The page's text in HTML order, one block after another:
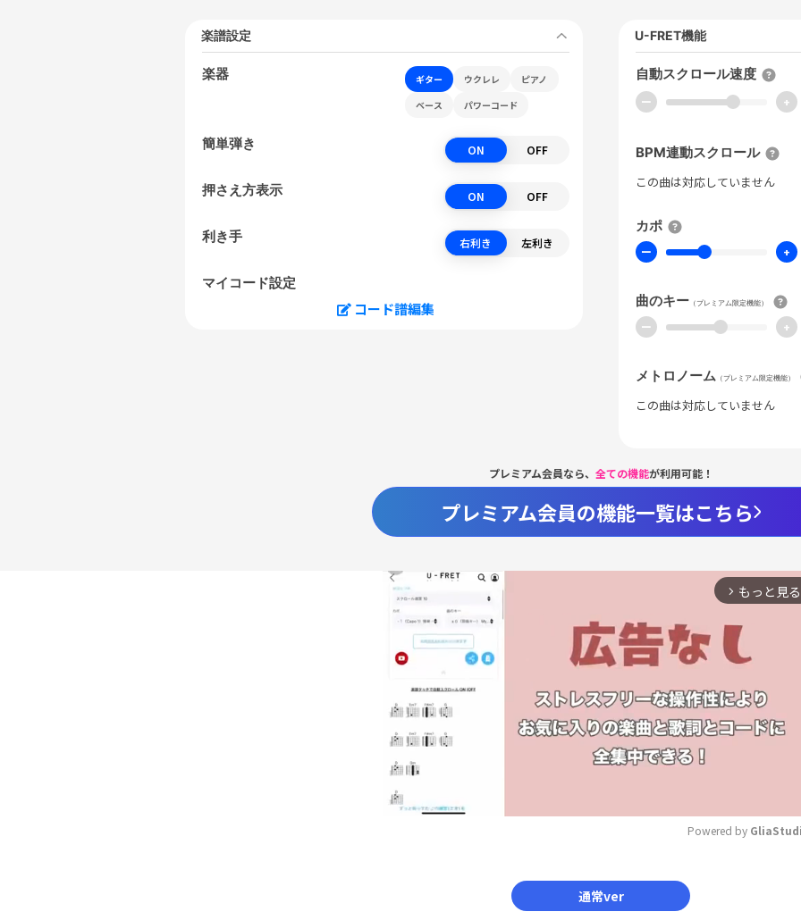
楽譜設定
楽器 ギター ウクレレ
ピアノ
ベース
パワーコード
簡単弾き ON OFF
押さえ方表示 ON OFF
利き手 右利き 左利き
マイコード設定
コード譜編集
U-FRET機能
自動スクロール速度
ー +
BPM連動スクロール
この曲は対応していません
カポ
ー +
曲のキー （プレミアム限定機能）
ー +
メトロノーム （プレミアム限定機能）
この曲は対応していません
プレミアム会員なら、 全ての機能が利用可能！
プレミアム会員の機能一覧はこちら
arrow_forward_ios もっと見る
Powered by
通常ver